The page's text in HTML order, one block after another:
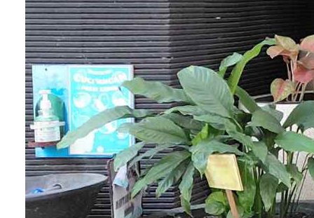
ke "yang terbarukan". Kata terbarukan tersebut
mengarah kepada hadirnya teknologi dalam
pembelajaran. Teknologi tersebutlah yang menjadi
gambaran baru pendidikan di Indonesia.
Penggambaran baru tersebut harus dapat selalu
eksis sehingga diperlukan penyusunan terbarukan
baik secara sistematik maupun praktis. Oleh
itu, kurikulum yang disusun harus disesuaikan
dengan aspek-aspek fleksibilitas, kemudahan
dan perencanaan pendidikan yang berkelanjutan.